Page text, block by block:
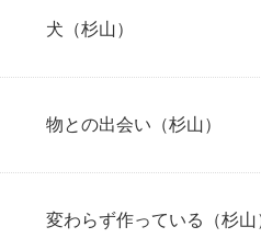
犬（杉山）
物との出会い（杉山）
変わらず作っている（杉山